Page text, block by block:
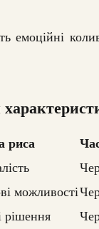
емоційні
риса
можливості
рішення